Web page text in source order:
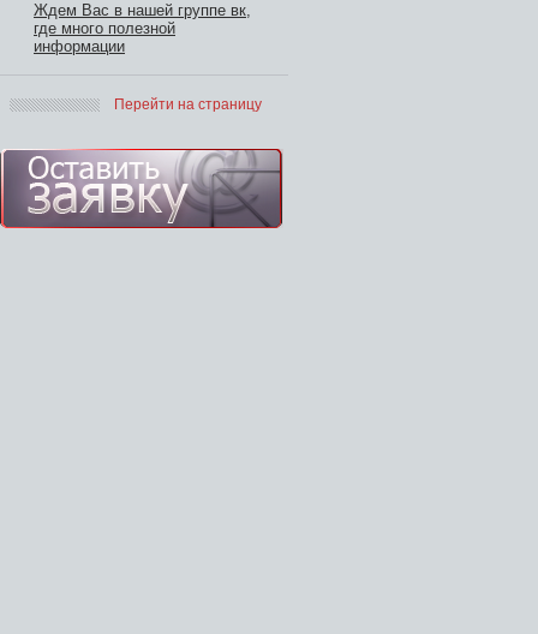
Ждем Вас в нашей группе вк,
где много полезной
информации
Перейти на страницу